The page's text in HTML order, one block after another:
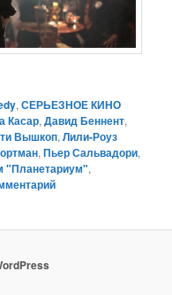
,СЕРЬЕЗНОЕ КИНО
Касар,Давид Беннент,
Вышкоп,Лили-Роуз
,Пьер Сальвадори,
"Планетариум",